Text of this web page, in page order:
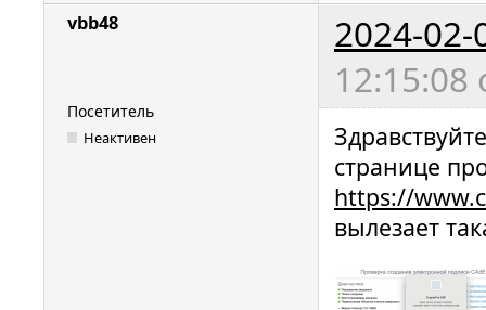
vbb48
2024-02-
12:15:08
Посетитель
Неактивен
странице
https://
вылезает